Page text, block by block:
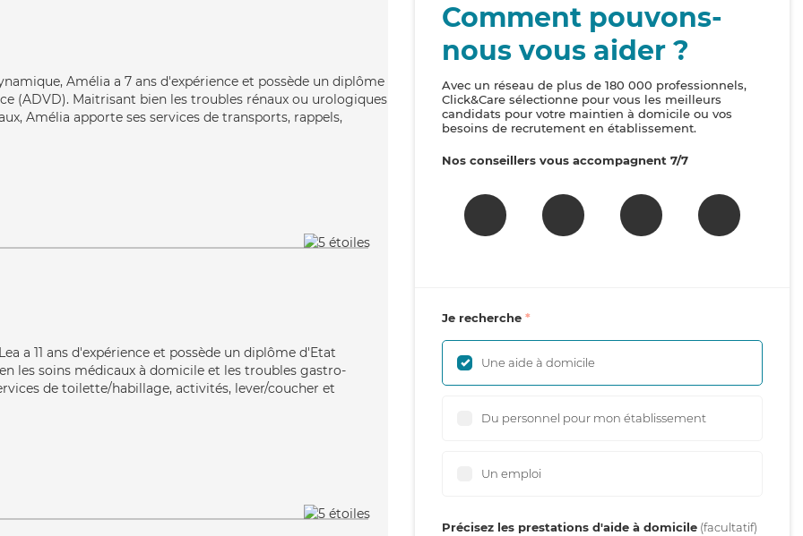
Amélia a 7 ans d'expérience et possède un diplôme
(ADVD). Maitrisant bien les troubles rénaux ou urologiques
Amélia apporte ses services de transports, rappels,
a 11 ans d'expérience et possède un diplôme d'Etat
les soins médicaux à domicile et les troubles gastro-
de toilette/habillage, activités, lever/coucher et
Comment pouvons-
nous vous aider ?
Avec un réseau de plus de 180 000 professionnels,
Click&Care sélectionne pour vous les meilleurs
candidats pour votre maintien à domicile ou vos
besoins de recrutement en établissement.
Nos conseillers vous accompagnent 7/7
Je recherche
Une aide à domicile
Du personnel pour mon établissement
Un emploi
Précisez les prestations d'aide à domicile